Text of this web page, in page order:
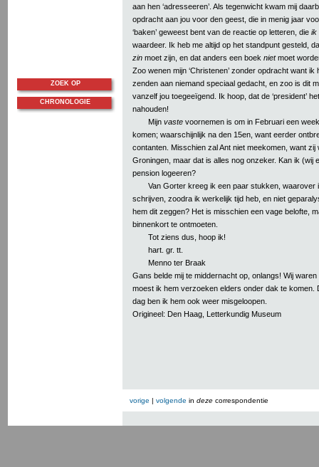
aan hen ‘adresseeren’. Als tegenwicht kwam mij
opdracht aan jou voor den geest, die in menig jaar
‘baken’ geweest bent van de reactie op letteren, die ik
waardeer. Ik heb me altijd op het standpunt gesteld,
zin moet zijn, en dat anders een boek nietmoet
Zoo wenen mijn ‘Christenen’ zonder opdracht want ik
zenden aan niemand speciaal gedacht, en zoo is dit
vanzelf jou toegeeïgend. Ik hoop, dat de ‘president’
nahouden!
Mijn vaste voornemen is om in Februari een
komen; waarschijnlijk na den 15en, want eerder
contanten. Misschien zal Ant niet meekomen, want zij
Groningen, maar dat is alles nog onzeker. Kan ik (wij
pension logeeren?
Van Gorter kreeg ik een paar stukken, waarover
schrijven, zoodra ik werkelijk tijd heb, en niet
hem dit zeggen? Het is misschien een vage belofte,
binnenkort te ontmoeten.
Tot ziens dus, hoop ik!
hart. gr. tt.
Menno ter Braak
Gans belde mij te middernacht op, onlangs! Wij
moest ik hem verzoeken elders onder dak te komen.
dag ben ik hem ook weer misgeloopen.
Origineel: Den Haag, Letterkundig Museum
vorige | volgende in deze correspondentie
ZOEK OP
CHRONOLOGIE